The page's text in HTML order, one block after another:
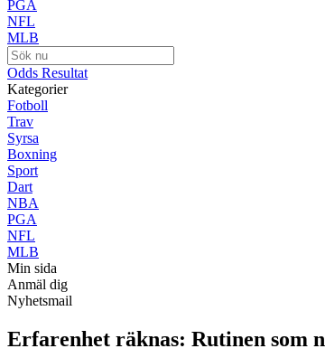
PGA
NFL
MLB
Odds Resultat
Kategorier
Fotboll
Trav
Syrsa
Boxning
Sport
Dart
NBA
PGA
NFL
MLB
Min sida
Anmäl dig
Nyhetsmail
Erfarenhet räknas: Rutinen